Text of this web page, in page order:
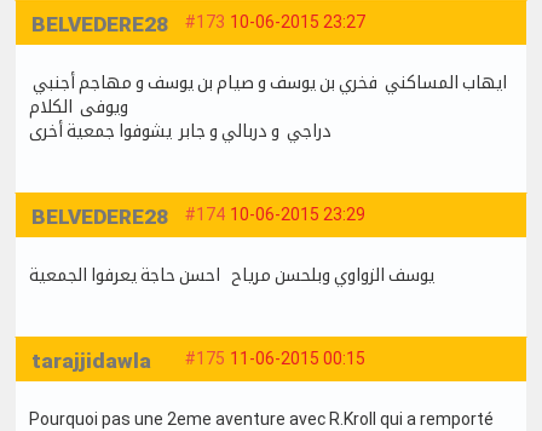
#173 10-06-2015 23:27
BELVEDERE28
ايهاب المساكني فخري بن يوسف و صيام بن يوسف و مهاجم أجنبي
ويوفى الكلام
دراجي و دربالي و جابر يشوفوا جمعية أخرى
#174 10-06-2015 23:29
BELVEDERE28
يوسف الزواوي وبلحسن مرياح احسن حاجة يعرفوا الجمعية
#175 11-06-2015 00:15
tarajjidawla
Pourquoi pas une 2eme aventure avec R.Kroll qui a remporté